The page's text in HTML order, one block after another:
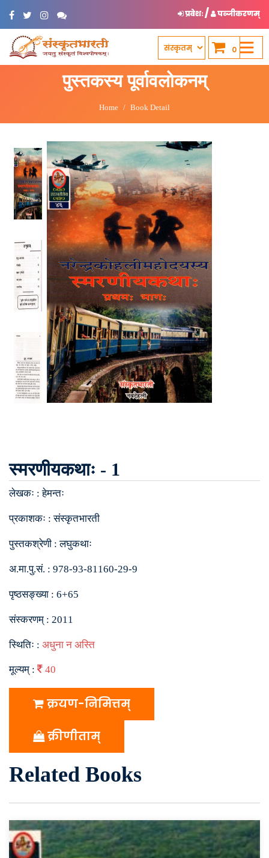
प्रवेशः/ पञ्जीकरणम्
0
पुस्तकस्य पूर्वावलोकनम्
Home Book Detail
स्मरणीयकथाः - 1
लेखकः :हेमन्तः
प्रकाशकः :संस्कृतभारती
पुस्तकश्रेणी :लघुकथाः
अ.मा.पु.सं. : 978-93-81160-29-9
पृष्ठसङ्ख्या : 6+65
संस्करणम् : 2011
स्थितिः : अधुना न अस्ति
मूल्यम् : 40
क्रयण-निमित्तम्
क्रीणीताम्
Related Books